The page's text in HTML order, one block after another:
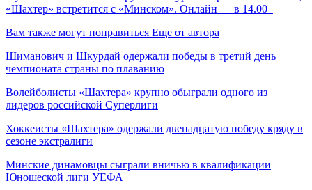
«Шахтер» встретится с «Минском». Онлайн — в 14.00
Вам также могут понравиться Еще от автора
Шиманович и Шкурдай одержали победы в третий день
чемпионата страны по плаванию
Волейболисты «Шахтера» крупно обыграли одного из
лидеров российской Суперлиги
Хоккеисты «Шахтера» одержали двенадцатую победу кряду в
сезоне экстралиги
Минские динамовцы сыграли вничью в квалификации
Юношеской лиги УЕФА